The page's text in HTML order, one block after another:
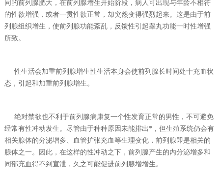
同的前列腺肥大，在前列腺增生开始阶段，病人可出现与年龄不相符
的性欲增强，或者一贯性欲正常，却突然变得强烈起来。这是由于前
列腺组织增生，使前列腺功能紊乱，反馈性引起睾丸功能一时性增强
所致。
性生活会加重前列腺增生性生活本身会使前列腺长时间处十充血状
态，引起和加重前列腺增生。
绝对禁欲也不利于前列腺病康复一个性发育正常的男性，不可避免
经常有性冲动发生。尽管由于种种原因未能排出*，但生殖系统仍会有
相关腺体的分泌增多、血管扩张充血等生理变化，前列腺即是相关的
腺体之一。因此，在这样的性冲动之下，前列腺产生的内分泌增多和
同部充血得不到宣泄，久之可能促进前列腺增增生。